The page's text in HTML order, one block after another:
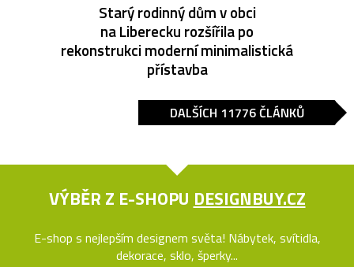
Starý rodinný dům v obci
na Liberecku rozšířila po
rekonstrukci moderní minimalistická
přístavba
DALŠÍCH 11776 ČLÁNKŮ
VÝBĚR Z E-SHOPU DESIGNBUY.CZ
E-shop s nejlepším designem světa! Nábytek, svítidla,
dekorace, sklo, šperky...